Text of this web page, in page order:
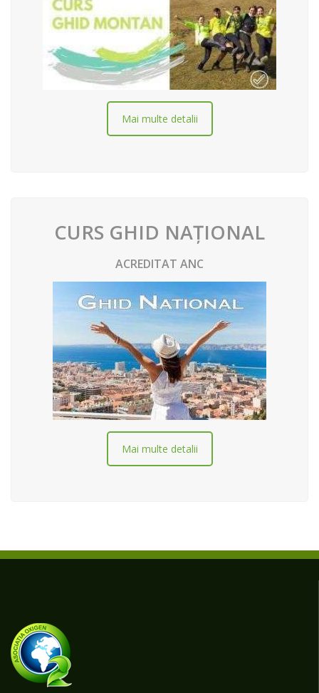
Mai multe detalii
CURS GHID NAȚIONAL
ACREDITAT ANC
Mai multe detalii